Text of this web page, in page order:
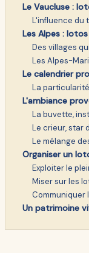
Le Vaucluse :
L'influence du
Les Alpes :
Des villages
Les Alpes-
Le calendrier
La
L'ambiance
La buvette,
Le crieur, star
Le mélange
Organiser un
Exploiter le
Miser sur les
Communiquer
Un patrimoine